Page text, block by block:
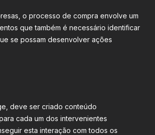
o processo de compra envolve um
que também é necessário identificar
se possam desenvolver ações
deve ser criado conteúdo
cada um dos intervenientes
esta interação com todos os